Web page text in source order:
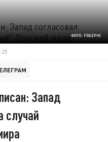
ФОТО: FREEPIK
Запад
случай